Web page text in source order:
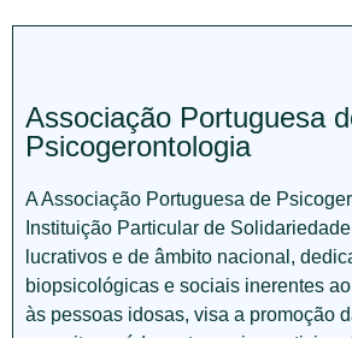
Associação Portuguesa
Psicogerontologia
A Associação Portuguesa de
Instituição Particular de
lucrativos e de âmbito nacional,
biopsicológicas e sociais inerentes
às pessoas idosas, visa a promoção